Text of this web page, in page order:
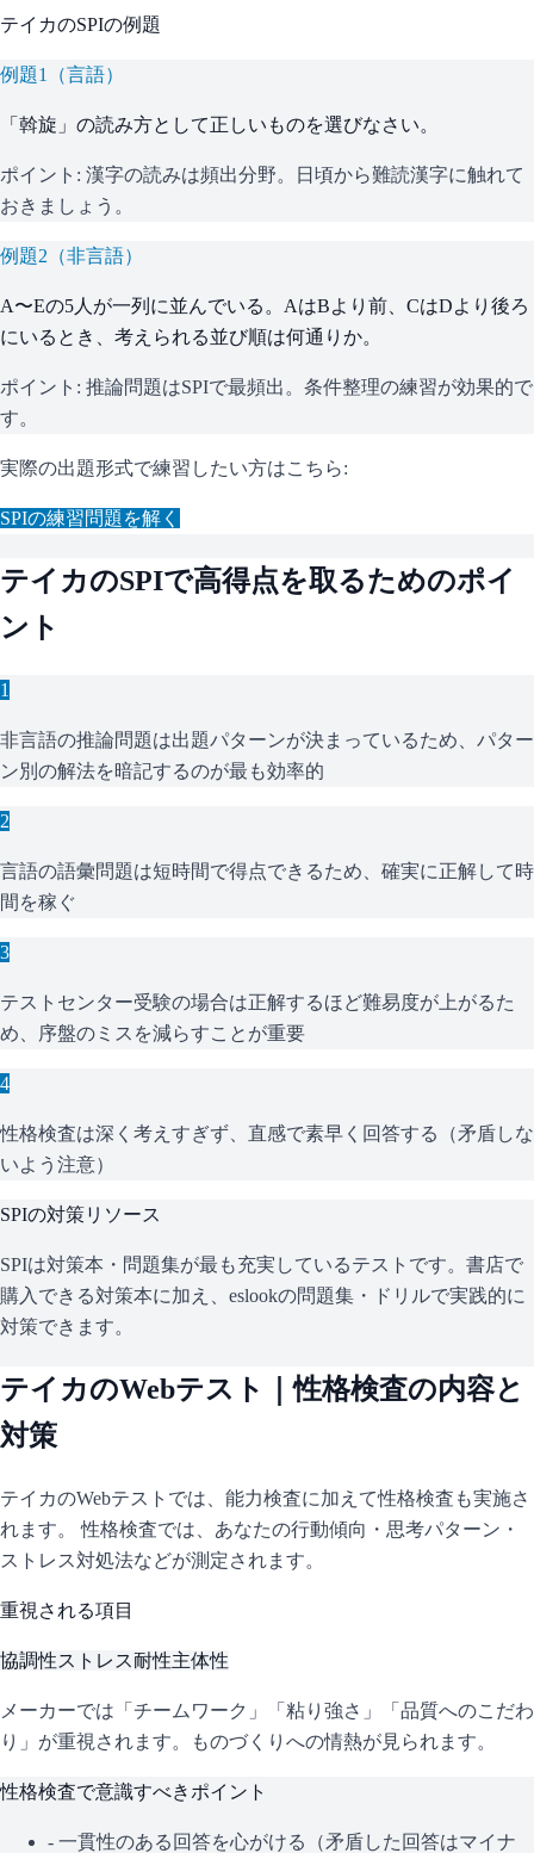
テイカのSPIの例題
例題1 （言語）
「斡旋」の読み方として正しいものを選びなさい。
ポイント: 漢字の読みは頻出分野。日頃から難読漢字に触れて
おきましょう。
例題2 （非言語）
A〜Eの5人が一列に並んでいる。AはBより前、CはDより後ろ
にいるとき、考えられる並び順は何通りか。
ポイント: 推論問題はSPIで最頻出。条件整理の練習が効果的で
す。
実際の出題形式で練習したい方はこちら:
SPIの練習問題を解く
テイカのSPIで高得点を取るためのポイ
ント
1
非言語の推論問題は出題パターンが決まっているため、パター
ン別の解法を暗記するのが最も効率的
2
言語の語彙問題は短時間で得点できるため、確実に正解して時
間を稼ぐ
3
テストセンター受験の場合は正解するほど難易度が上がるた
め、序盤のミスを減らすことが重要
4
性格検査は深く考えすぎず、直感で素早く回答する（矛盾しな
いよう注意）
SPIの対策リソース
SPIは対策本・問題集が最も充実しているテストです。書店で
購入できる対策本に加え、eslookの問題集・ドリルで実践的に
対策できます。
テイカのWebテスト｜性格検査の内容と
対策
テイカのWebテストでは、能力検査に加えて性格検査も実施さ
れます。 性格検査では、あなたの行動傾向・思考パターン・
ストレス対処法などが測定されます。
重視される項目
協調性ストレス耐性主体性
メーカーでは「チームワーク」「粘り強さ」「品質へのこだわ
り」が重視されます。ものづくりへの情熱が見られます。
性格検査で意識すべきポイント
- 一貫性のある回答を心がける（矛盾した回答はマイナ